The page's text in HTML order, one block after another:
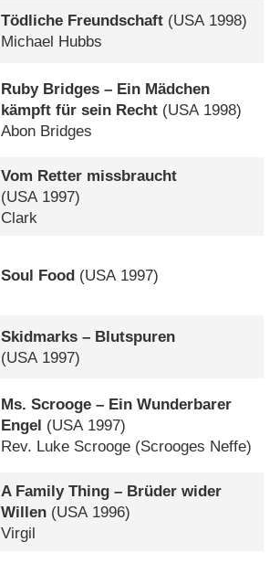
Tödliche Freundschaft (USA1998)
Michael Hubbs
Ruby Bridges – Ein Mädchen
kämpft für sein Recht (USA1998)
Abon Bridges
Vom Retter missbraucht
(USA 1997)
Clark
Soul Food (USA1997)
Skidmarks – Blutspuren
(USA 1997)
Ms. Scrooge – Ein Wunderbarer
Engel (USA1997)
Rev. Luke Scrooge (Scrooges Neffe)
A Family Thing – Brüder wider
Willen (USA1996)
Virgil